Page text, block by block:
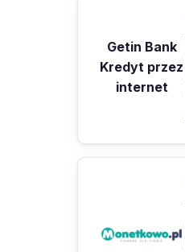
Getin Bank
Kredyt przez
internet